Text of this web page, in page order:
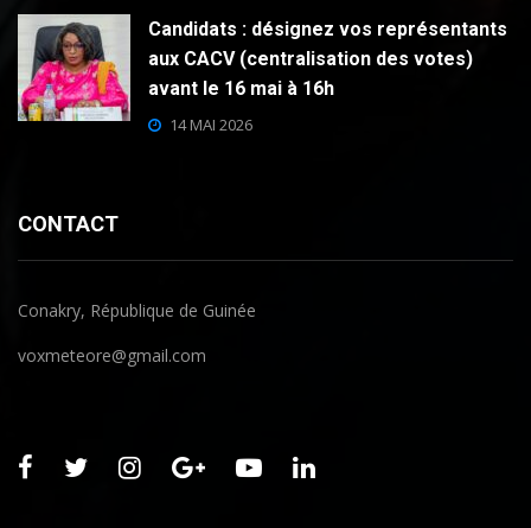
Candidats : désignez vos représentants
aux CACV (centralisation des votes)
avant le 16 mai à 16h
14 MAI 2026
CONTACT
Conakry, République de Guinée
voxmeteore@gmail.com